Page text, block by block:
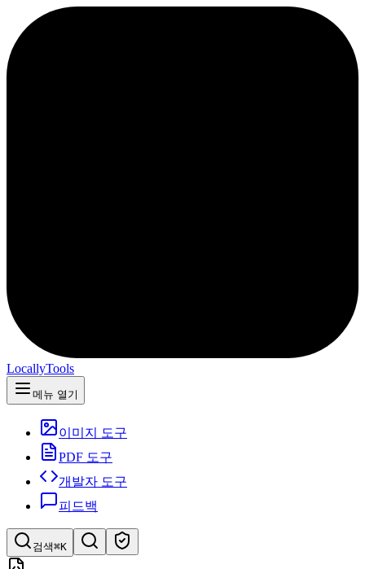
LocallyTools
메뉴 열기
이미지 도구
PDF 도구
개발자 도구
피드백
검색⌘K